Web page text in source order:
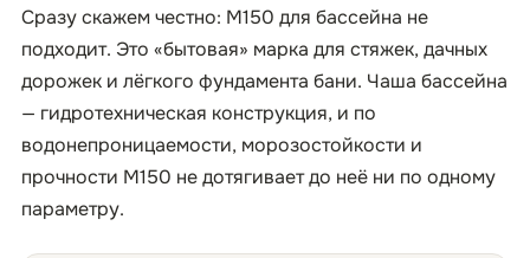
Сразу скажем честно: М150 для бассейна не
подходит. Это «бытовая» марка для стяжек, дачных
дорожек и лёгкого фундамента бани. Чаша бассейна
— гидротехническая конструкция, и по
водонепроницаемости, морозостойкости и
прочности М150 не дотягивает до неё ни по одному
параметру.